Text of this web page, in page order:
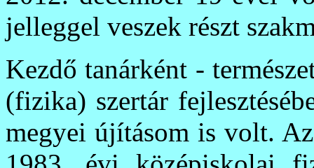
jelleggel veszek részt
Kezdő tanárként -
(fizika) szertár
megyei újításom is volt.